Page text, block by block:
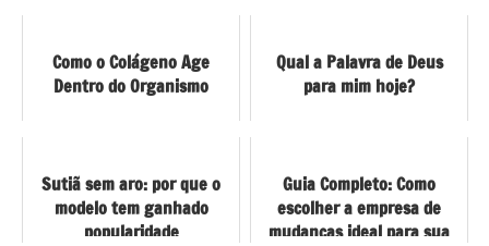
Como o Colágeno Age
Dentro do Organismo
Qual a Palavra de Deus
para mim hoje?
Sutiã sem aro: por que o
modelo tem ganhado
popularidade
Guia Completo: Como
escolher a empresa de
mudanças ideal para sua